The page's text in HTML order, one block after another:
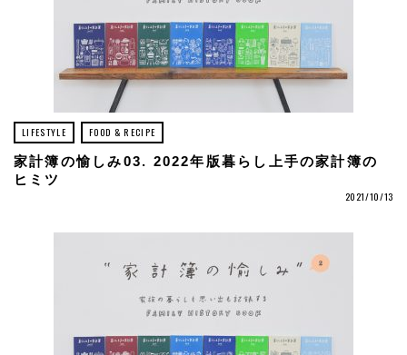
LIFESTYLE FOOD & RECIPE
家計簿の愉しみ03. 2022年版暮らし上手の家計簿の
ヒミツ
2021/10/13